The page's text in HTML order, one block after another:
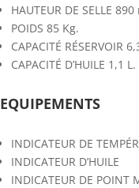
HAUTEUR DE SELLE 890
POIDS 85 Kg.
CAPACITÉ RÉSERVOIR
CAPACITÉ D’HUILE 1,1 L.
EQUIPEMENTS
INDICATEUR DE
INDICATEUR D’HUILE
INDICATEUR DE POINT